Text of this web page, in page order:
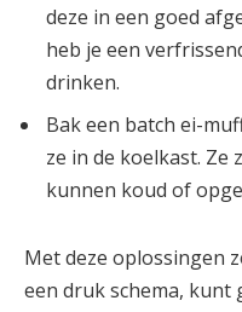
deze in een goed
heb je een
drinken.
Bak een batch ei-
ze in de koelkast. Ze
kunnen koud of
Met deze oplossingen
een druk schema, kunt